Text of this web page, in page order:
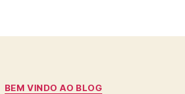
Categorias
BEM VINDO AO BLOG